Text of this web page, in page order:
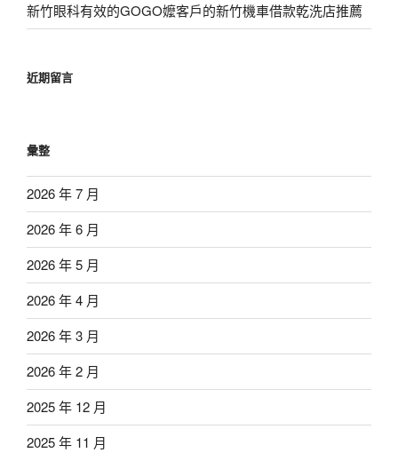
新竹眼科有效的GOGO嬤客戶的新竹機車借款乾洗店推薦
近期留言
彙整
2026 年 7 月
2026 年 6 月
2026 年 5 月
2026 年 4 月
2026 年 3 月
2026 年 2 月
2025 年 12 月
2025 年 11 月